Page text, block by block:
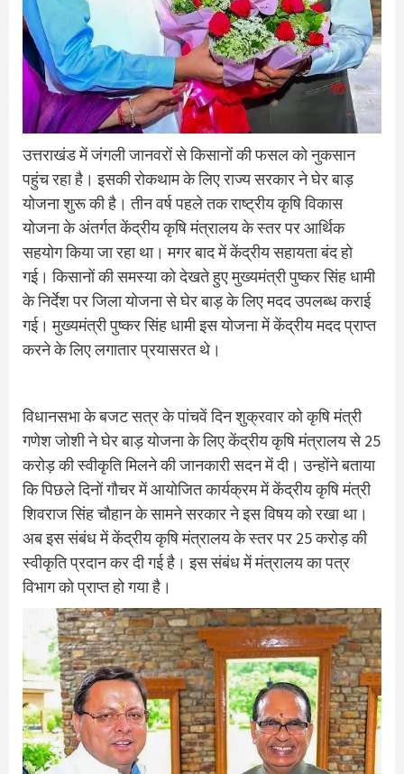
उत्तराखंड में जंगली जानवरों से किसानों की फसल को नुकसान
पहुंच रहा है। इसकी रोकथाम के लिए राज्य सरकार ने घेर बाड़
योजना शुरू की है। तीन वर्ष पहले तक राष्ट्रीय कृषि विकास
योजना के अंतर्गत केंद्रीय कृषि मंत्रालय के स्तर पर आर्थिक
सहयोग किया जा रहा था। मगर बाद में केंद्रीय सहायता बंद हो
गई। किसानों की समस्या को देखते हुए मुख्यमंत्री पुष्कर सिंह धामी
के निर्देश पर जिला योजना से घेर बाड़ के लिए मदद उपलब्ध कराई
गई। मुख्यमंत्री पुष्कर सिंह धामी इस योजना में केंद्रीय मदद प्राप्त
करने के लिए लगातार प्रयासरत थे।
विधानसभा के बजट सत्र के पांचवें दिन शुक्रवार को कृषि मंत्री
गणेश जोशी ने घेर बाड़ योजना के लिए केंद्रीय कृषि मंत्रालय से 25
करोड़ की स्वीकृति मिलने की जानकारी सदन में दी। उन्होंने बताया
कि पिछले दिनों गौचर में आयोजित कार्यक्रम में केंद्रीय कृषि मंत्री
शिवराज सिंह चौहान के सामने सरकार ने इस विषय को रखा था।
अब इस संबंध में केंद्रीय कृषि मंत्रालय के स्तर पर 25 करोड़ की
स्वीकृति प्रदान कर दी गई है। इस संबंध में मंत्रालय का पत्र
विभाग को प्राप्त हो गया है।